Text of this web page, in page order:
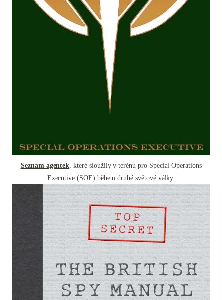
Seznam agentek, které sloužily v terénu pro Special Operations
Executive (SOE) během druhé světové války.